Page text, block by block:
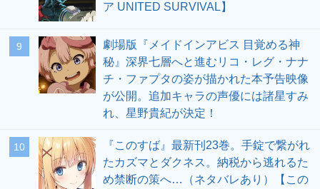
ア UNITED SURVIVAL】
9
劇場版『メイドインアビス 目覚める神
秘』深界七層へと進むリコ・レグ・ナナ
チ・ファプタの姿が描かれた本予告映像
が公開。追加キャラの声優には諸星すみ
れ、星野貴紀が決定！
10
『このすば』最新刊23巻。手錠で繋がれ
たカズマとダクネス。納税から逃れるた
め禁断の策へ…（ネタバレあり）【この